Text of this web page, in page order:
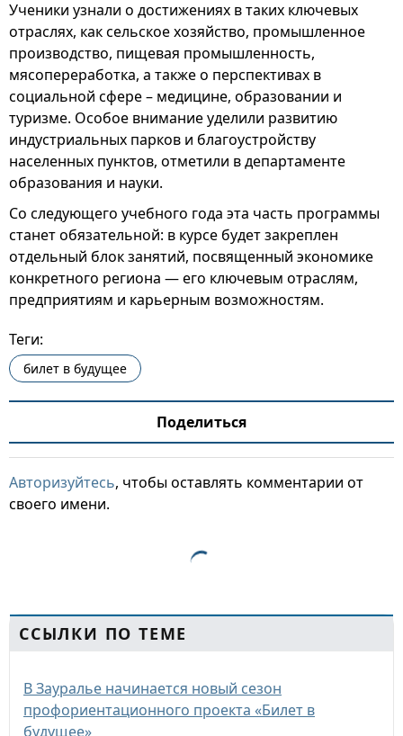
Ученики узнали о достижениях в таких ключевых
отраслях, как сельское хозяйство, промышленное
производство, пищевая промышленность,
мясопереработка, а также о перспективах в
социальной сфере – медицине, образовании и
туризме. Особое внимание уделили развитию
индустриальных парков и благоустройству
населенных пунктов, отметили в департаменте
образования и науки.
Со следующего учебного года эта часть программы
станет обязательной: в курсе будет закреплен
отдельный блок занятий, посвященный экономике
конкретного региона — его ключевым отраслям,
предприятиям и карьерным возможностям.
Теги:
билет в будущее
Поделиться
Авторизуйтесь, чтобы оставлять комментарии от
своего имени.
ССЫЛКИ ПО ТЕМЕ
В Зауралье начинается новый сезон
профориентационного проекта «Билет в
будущее»